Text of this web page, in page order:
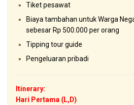
Tiket pesawat
Biaya tambahan untuk Warga
sebesar Rp 500.000 per orang
Tipping tour guide
Pengeluaran pribadi
Itinerary:
Hari Pertama (L,D)